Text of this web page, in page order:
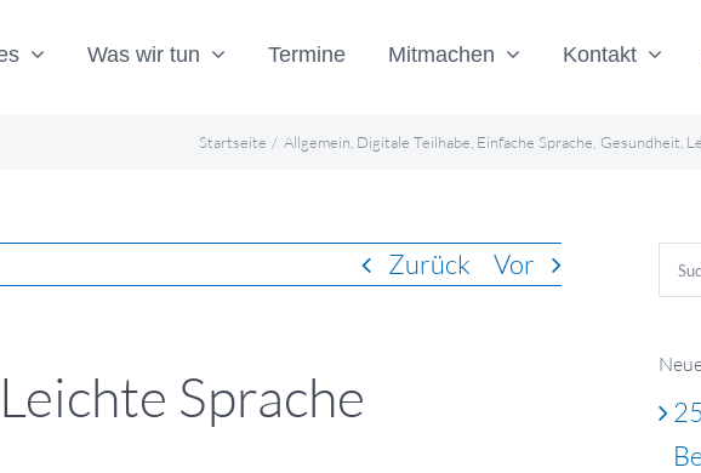
Was wir tun Termine Mitmachen Kontakt
Startseite Allgemein Digitale Teilhabe Einfache Sprache Gesundheit
Zurück Vor
Sprache